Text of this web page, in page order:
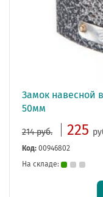
Замок навесной
50мм
214 руб. 225
Код: 00946802
На складе: